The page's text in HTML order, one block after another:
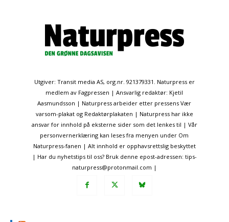
Utgiver: Transit media AS, org.nr. 921379331. Naturpress er
medlem av Fagpressen | Ansvarlig redaktør: Kjetil
Aasmundsson | Naturpress arbeider etter pressens Vær
varsom-plakat og Redaktørplakaten | Naturpress har ikke
ansvar for innhold på eksterne sider som det lenkes til | Vår
personvernerklæring kan leses fra menyen under Om
Naturpress-fanen | Alt innhold er opphavsrettslig beskyttet
| Har du nyhetstips til oss? Bruk denne epost-adressen: tips-
naturpress@protonmail.com |